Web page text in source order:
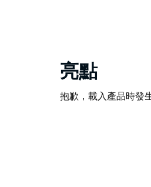
亮點
抱歉，載入產品時發